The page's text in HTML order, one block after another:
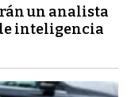
un analista
inteligencia